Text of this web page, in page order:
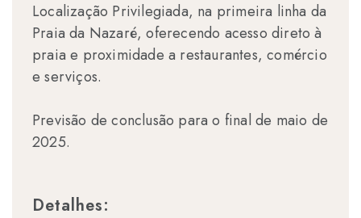
Localização Privilegiada, na primeira linha da
Praia da Nazaré, oferecendo acesso direto à
praia e proximidade a restaurantes, comércio
e serviços.
Previsão de conclusão para o final de maio de
2025.
Detalhes: